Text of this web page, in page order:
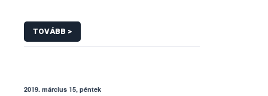
TOVÁBB >
2019. március 15, péntek